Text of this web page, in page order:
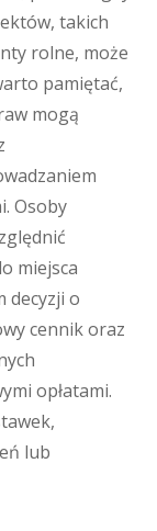
takich
rolne, może
pamiętać,
mogą
Osoby
miejsca
decyzji o
cennik oraz
opłatami.
lub